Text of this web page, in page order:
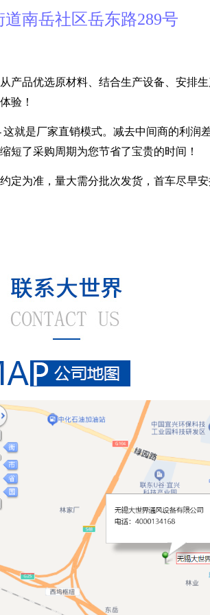
南岳社区岳东路289号
产品优选原材料、结合生产设备、安排
验！
就是厂家直销模式。减去中间商的利润
短了采购周期为您节省了宝贵的时间！
为准，量大需分批次发货，首车尽早安